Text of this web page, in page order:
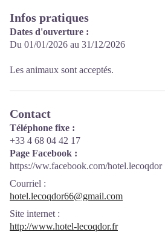
Infos pratiques
Dates d'ouverture :
Du 01/01/2026 au 31/12/2026
Les animaux sont acceptés.
Contact
Téléphone fixe :
+33 4 68 04 42 17
Page Facebook :
https://ww.facebook.com/hotel.lecoqdor
Courriel :
hotel.lecoqdor66@gmail.com
Site internet :
http://www.hotel-lecoqdor.fr